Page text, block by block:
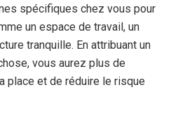
spécifiques chez vous pour
un espace de travail, un
tranquille. En attribuant un
vous aurez plus de
place et de réduire le risque